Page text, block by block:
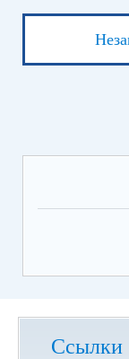
Ссылки